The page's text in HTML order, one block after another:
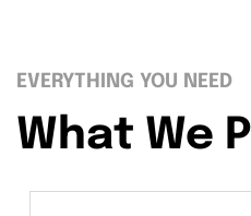
EVERYTHING YOU NEED
What We